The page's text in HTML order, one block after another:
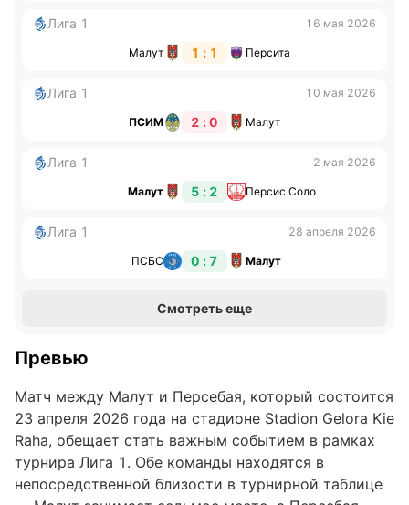
Лига 1 16 мая 2026
Малут 1 : 1 Персита
Лига 1 10 мая 2026
ПСИМ 2 : 0 Малут
Лига 1 2 мая 2026
Малут 5 : 2 Персис Соло
Лига 1 28 апреля 2026
ПСБС 0 : 7 Малут
Смотреть еще
Превью
Матч между Малут и Персебая, который состоится
23 апреля 2026 года на стадионе Stadion Gelora Kie
Raha, обещает стать важным событием в рамках
турнира Лига 1. Обе команды находятся в
непосредственной близости в турнирной таблице